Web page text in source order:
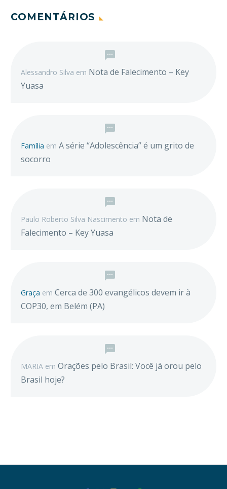
COMENTÁRIOS
Alessandro Silva em Nota de Falecimento – Key
Yuasa
Família em A série “Adolescência” é um grito de
socorro
Paulo Roberto Silva Nascimento em Nota de
Falecimento – Key Yuasa
Graça em Cerca de 300 evangélicos devem ir à
COP30, em Belém (PA)
MARIA em Orações pelo Brasil: Você já orou pelo
Brasil hoje?